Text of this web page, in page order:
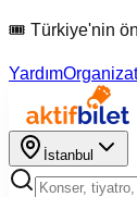
🎟 Türkiye'nin
Yardım
İstanbul